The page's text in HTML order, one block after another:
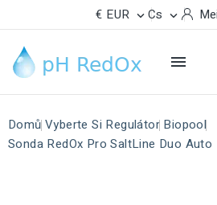
€ EUR  Cs 

Domů Vyberte Si Regulátor Biopool
Sonda RedOx Pro SaltLine Duo Auto